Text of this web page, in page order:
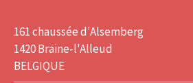
161 chaussée d'Alsemberg
1420 Braine-l'Alleud
BELGIQUE